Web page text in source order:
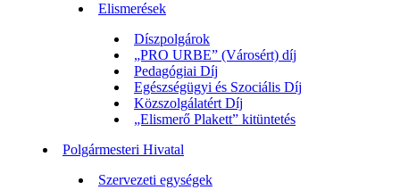
Elismerések
Díszpolgárok
„PRO URBE” (Városért) díj
Pedagógiai Díj
Egészségügyi és Szociális Díj
Közszolgálatért Díj
„Elismerő Plakett” kitüntetés
Polgármesteri Hivatal
Szervezeti egységek